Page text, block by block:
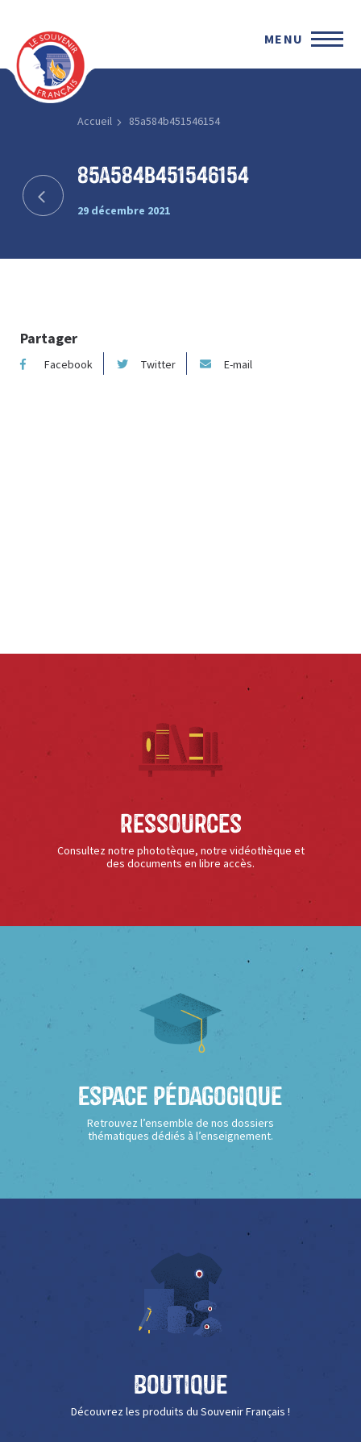
MENU
Accueil 85a584b451546154
85a584b451546154
29 décembre 2021
Partager
Facebook Twitter E-mail
Ressources
Consultez notre phototèque, notre vidéothèque et
des documents en libre accès.
Espace Pédagogique
Retrouvez l’ensemble de nos dossiers
thématiques dédiés à l’enseignement.
Boutique
Découvrez les produits du Souvenir Français !